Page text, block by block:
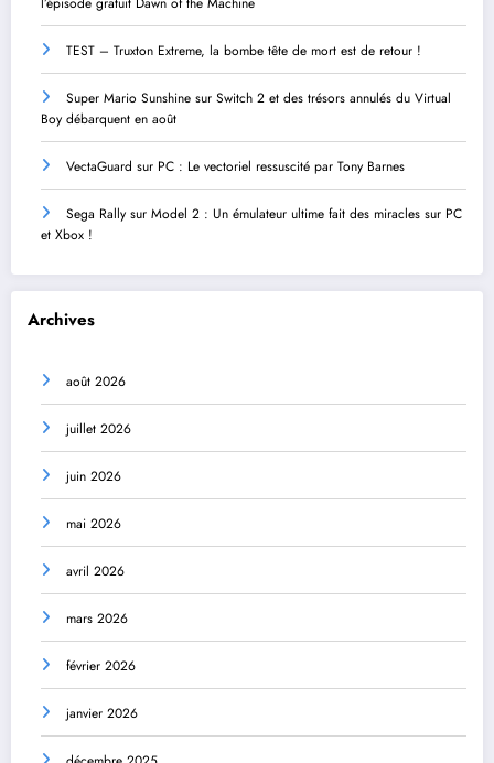
TEST – Truxton Extreme, la bombe tête de mort est de retour !
Super Mario Sunshine sur Switch 2 et des trésors annulés du Virtual
Boy débarquent en août
VectaGuard sur PC : Le vectoriel ressuscité par Tony Barnes
Sega Rally sur Model 2 : Un émulateur ultime fait des miracles sur PC
et Xbox !
Archives
août 2026
juillet 2026
juin 2026
mai 2026
avril 2026
mars 2026
février 2026
janvier 2026